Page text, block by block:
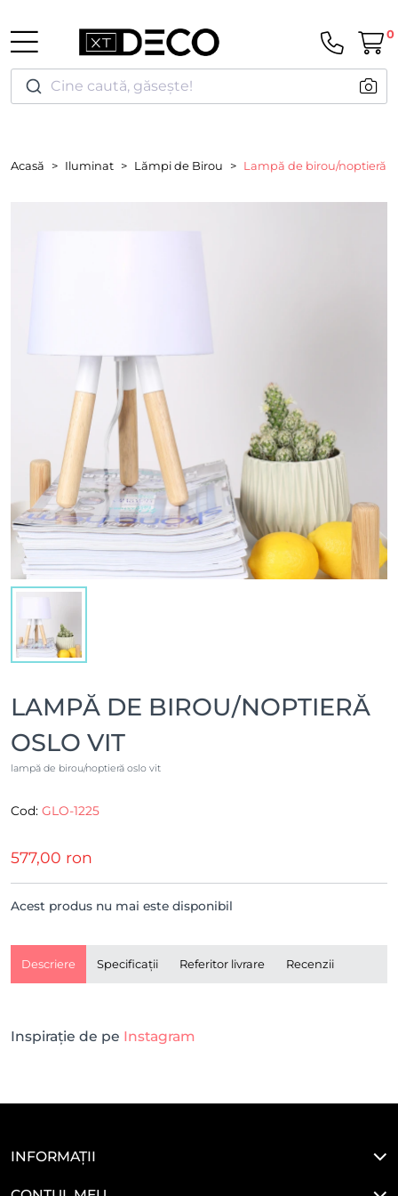
Cine caută, găsește!
0
Acasă Iluminat Lămpi de Birou Lampă de birou/noptieră
LAMPĂ DE BIROU/NOPTIERĂ
OSLO VIT
lampă de birou/noptieră oslo vit
Cod: GLO-1225
577,00 ron
Acest produs nu mai este disponibil
Descriere Specificații Referitor livrare Recenzii
Inspirație de pe Instagram
INFORMAȚII